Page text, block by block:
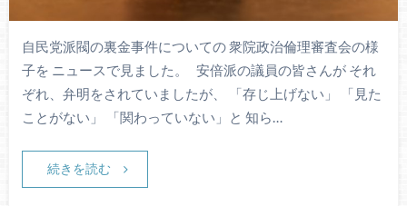
自民党派閥の裏金事件についての 衆院政治倫理審査会の様
子を ニュースで見ました。 安倍派の議員の皆さんが それ
ぞれ、弁明をされていましたが、 「存じ上げない」 「見た
ことがない」 「関わっていない」と 知ら…
続きを読む